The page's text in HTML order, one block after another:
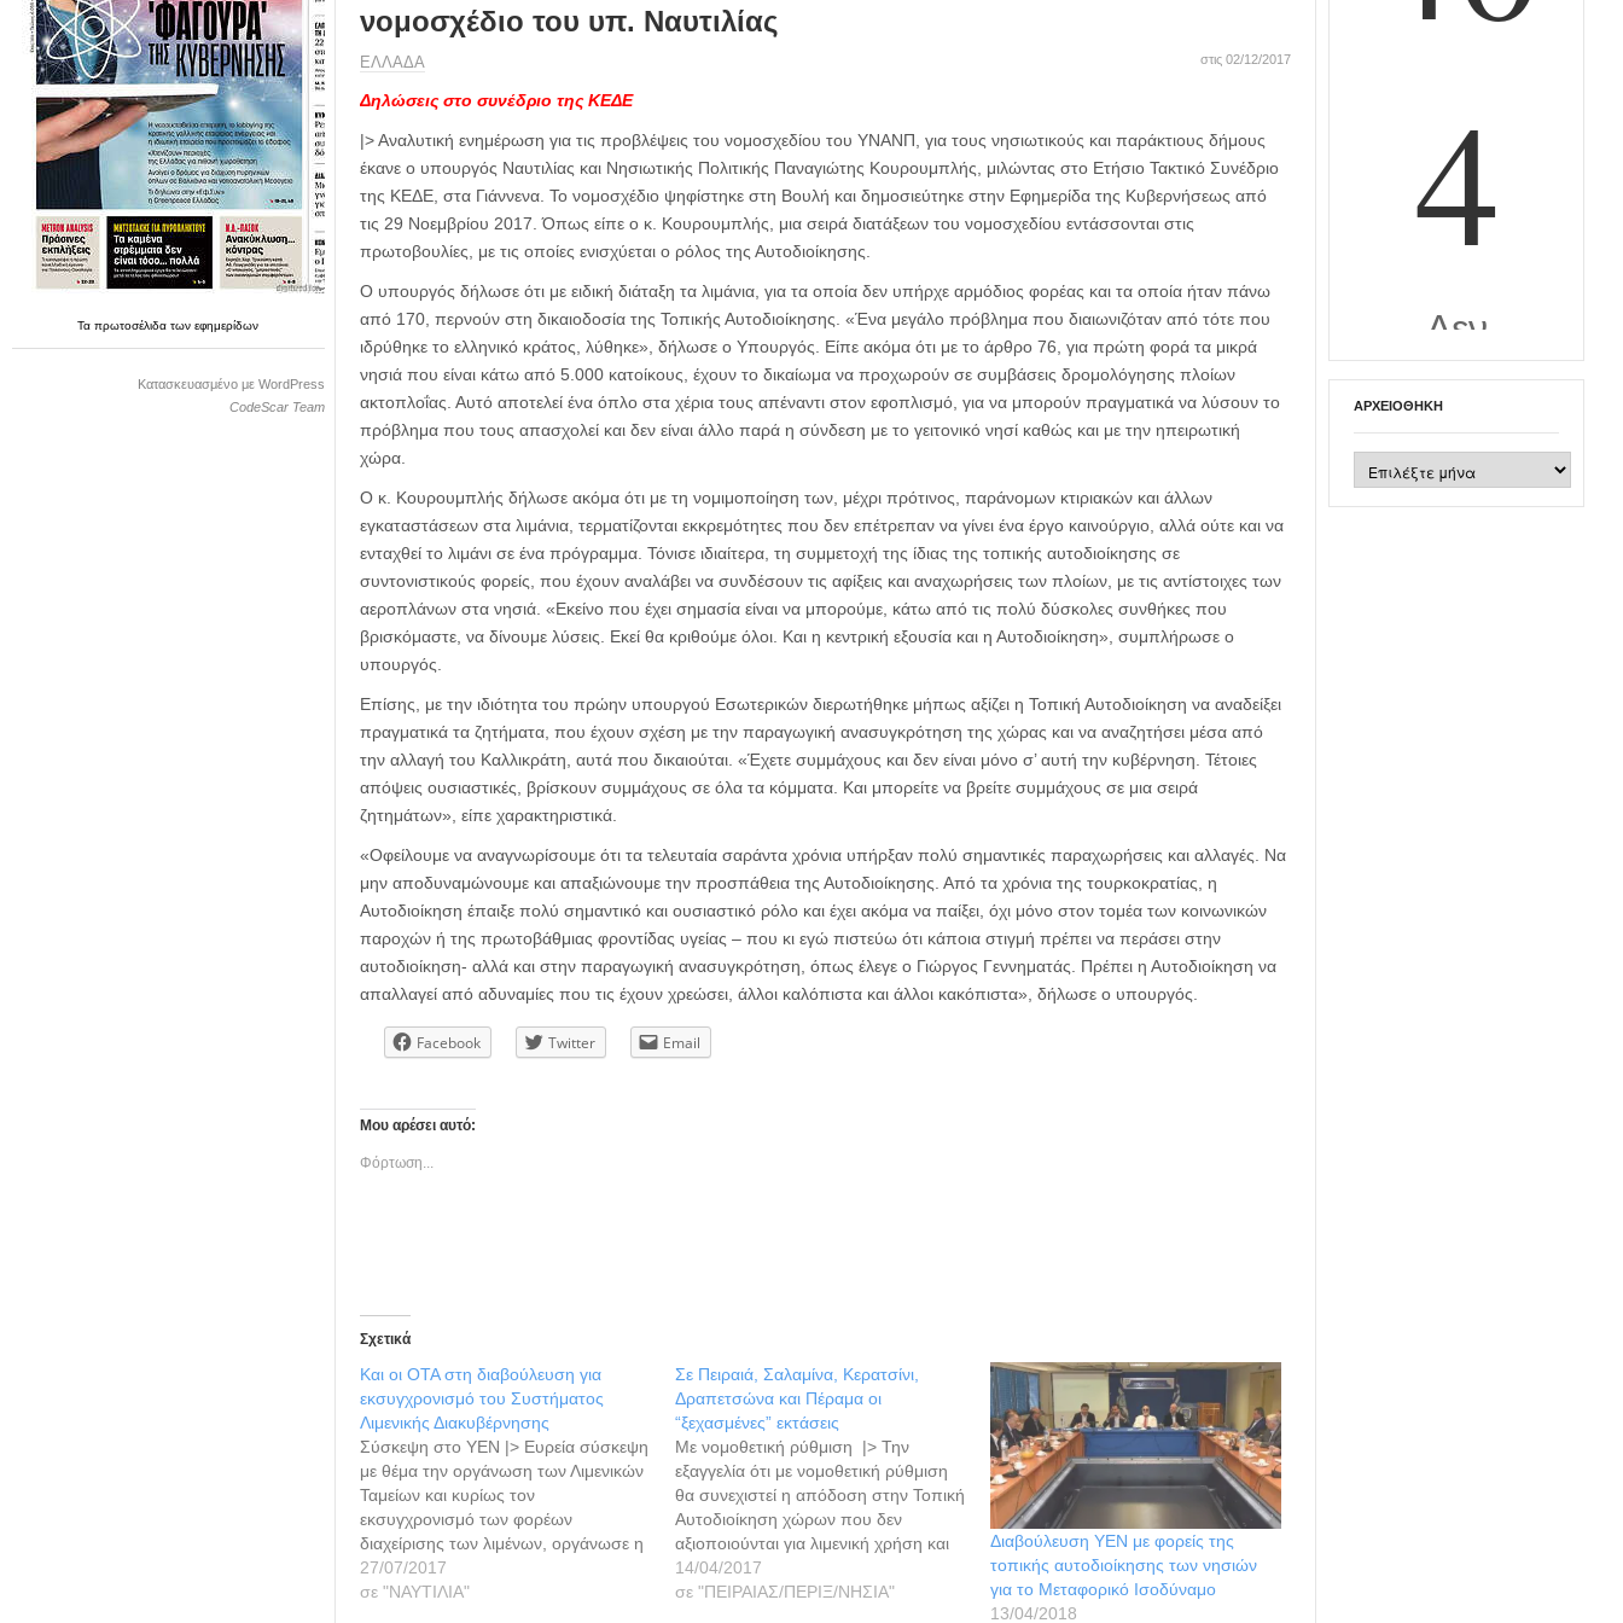
Ταπρωτοσέλιδατωνεφημερίδων
Κατασκευασμένο με WordPress
CodeScar Team
νομοσχέδιο του υπ. Ναυτιλίας
ΕΛΛΑΔΑ στις 02/12/2017
Δηλώσεις στο συνέδριο της ΚΕΔΕ
|> Αναλυτική ενημέρωση για τις προβλέψεις του νομοσχεδίου του ΥΝΑΝΠ, για τους νησιωτικούς και παράκτιους δήμους
έκανε ο υπουργός Ναυτιλίας και Νησιωτικής Πολιτικής Παναγιώτης Κουρουμπλής, μιλώντας στο Ετήσιο Τακτικό Συνέδριο
της ΚΕΔΕ, στα Γιάννενα. Το νομοσχέδιο ψηφίστηκε στη Βουλή και δημοσιεύτηκε στην Εφημερίδα της Κυβερνήσεως από
τις 29 Νοεμβρίου 2017. Όπως είπε ο κ. Κουρουμπλής, μια σειρά διατάξεων του νομοσχεδίου εντάσσονται στις
πρωτοβουλίες, με τις οποίες ενισχύεται ο ρόλος της Αυτοδιοίκησης.
Ο υπουργός δήλωσε ότι με ειδική διάταξη τα λιμάνια, για τα οποία δεν υπήρχε αρμόδιος φορέας και τα οποία ήταν πάνω
από 170, περνούν στη δικαιοδοσία της Τοπικής Αυτοδιοίκησης. «Ένα μεγάλο πρόβλημα που διαιωνιζόταν από τότε που
ιδρύθηκε το ελληνικό κράτος, λύθηκε», δήλωσε ο Υπουργός. Είπε ακόμα ότι με το άρθρο 76, για πρώτη φορά τα μικρά
νησιά που είναι κάτω από 5.000 κατοίκους, έχουν το δικαίωμα να προχωρούν σε συμβάσεις δρομολόγησης πλοίων
ακτοπλοΐας. Αυτό αποτελεί ένα όπλο στα χέρια τους απέναντι στον εφοπλισμό, για να μπορούν πραγματικά να λύσουν το
πρόβλημα που τους απασχολεί και δεν είναι άλλο παρά η σύνδεση με το γειτονικό νησί καθώς και με την ηπειρωτική
χώρα.
Ο κ. Κουρουμπλής δήλωσε ακόμα ότι με τη νομιμοποίηση των, μέχρι πρότινος, παράνομων κτιριακών και άλλων
εγκαταστάσεων στα λιμάνια, τερματίζονται εκκρεμότητες που δεν επέτρεπαν να γίνει ένα έργο καινούργιο, αλλά ούτε και να
ενταχθεί το λιμάνι σε ένα πρόγραμμα. Τόνισε ιδιαίτερα, τη συμμετοχή της ίδιας της τοπικής αυτοδιοίκησης σε
συντονιστικούς φορείς, που έχουν αναλάβει να συνδέσουν τις αφίξεις και αναχωρήσεις των πλοίων, με τις αντίστοιχες των
αεροπλάνων στα νησιά. «Εκείνο που έχει σημασία είναι να μπορούμε, κάτω από τις πολύ δύσκολες συνθήκες που
βρισκόμαστε, να δίνουμε λύσεις. Εκεί θα κριθούμε όλοι. Και η κεντρική εξουσία και η Αυτοδιοίκηση», συμπλήρωσε ο
υπουργός.
Επίσης, με την ιδιότητα του πρώην υπουργού Εσωτερικών διερωτήθηκε μήπως αξίζει η Τοπική Αυτοδιοίκηση να αναδείξει
πραγματικά τα ζητήματα, που έχουν σχέση με την παραγωγική ανασυγκρότηση της χώρας και να αναζητήσει μέσα από
την αλλαγή του Καλλικράτη, αυτά που δικαιούται. «Έχετε συμμάχους και δεν είναι μόνο σ’ αυτή την κυβέρνηση. Τέτοιες
απόψεις ουσιαστικές, βρίσκουν συμμάχους σε όλα τα κόμματα. Και μπορείτε να βρείτε συμμάχους σε μια σειρά
ζητημάτων», είπε χαρακτηριστικά.
«Οφείλουμε να αναγνωρίσουμε ότι τα τελευταία σαράντα χρόνια υπήρξαν πολύ σημαντικές παραχωρήσεις και αλλαγές. Να
μην αποδυναμώνουμε και απαξιώνουμε την προσπάθεια της Αυτοδιοίκησης. Από τα χρόνια της τουρκοκρατίας, η
Αυτοδιοίκηση έπαιξε πολύ σημαντικό και ουσιαστικό ρόλο και έχει ακόμα να παίξει, όχι μόνο στον τομέα των κοινωνικών
παροχών ή της πρωτοβάθμιας φροντίδας υγείας – που κι εγώ πιστεύω ότι κάποια στιγμή πρέπει να περάσει στην
αυτοδιοίκηση- αλλά και στην παραγωγική ανασυγκρότηση, όπως έλεγε ο Γιώργος Γεννηματάς. Πρέπει η Αυτοδιοίκηση να
απαλλαγεί από αδυναμίες που τις έχουν χρεώσει, άλλοι καλόπιστα και άλλοι κακόπιστα», δήλωσε ο υπουργός.
Facebook Twitter Email
Μου αρέσει αυτό:
Φόρτωση...
Σχετικά
Και οι ΟΤΑ στη διαβούλευση για
εκσυγχρονισμό του Συστήματος
Λιμενικής Διακυβέρνησης
Σύσκεψη στο ΥΕΝ |> Ευρεία σύσκεψη
με θέμα την οργάνωση των Λιμενικών
Ταμείων και κυρίως τον
εκσυγχρονισμό των φορέων
διαχείρισης των λιμένων, οργάνωσε η
πολιτική ηγεσία του υπουργείου
Ναυτιλίας και Νησιωτικής Πολιτικής,
27/07/2017
σε "ΝΑΥΤΙΛΙΑ"
Σε Πειραιά, Σαλαμίνα, Κερατσίνι,
Δραπετσώνα και Πέραμα οι
“ξεχασμένες” εκτάσεις
Με νομοθετική ρύθμιση |> Την
εξαγγελία ότι με νομοθετική ρύθμιση
θα συνεχιστεί η απόδοση στην Τοπική
Αυτοδιοίκηση χώρων που δεν
αξιοποιούνται για λιμενική χρήση και
έχουν εξαιρεθεί από τη Σύμβαση
Παραχώρησης μεταξύ του Ελληνικού
14/04/2017
σε "ΠΕΙΡΑΙΑΣ/ΠΕΡΙΞ/ΝΗΣΙΑ"
Διαβούλευση ΥΕΝ με φορείς της
τοπικής αυτοδιοίκησης των νησιών
για το Μεταφορικό Ισοδύναμο
13/04/2018
ΑΡΧΕΙΟΘΉΚΗ